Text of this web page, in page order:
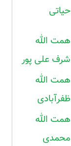
حیاتی
همت الله
شرف علی پور
همت الله
ظفرآبادی
همت الله
محمدی